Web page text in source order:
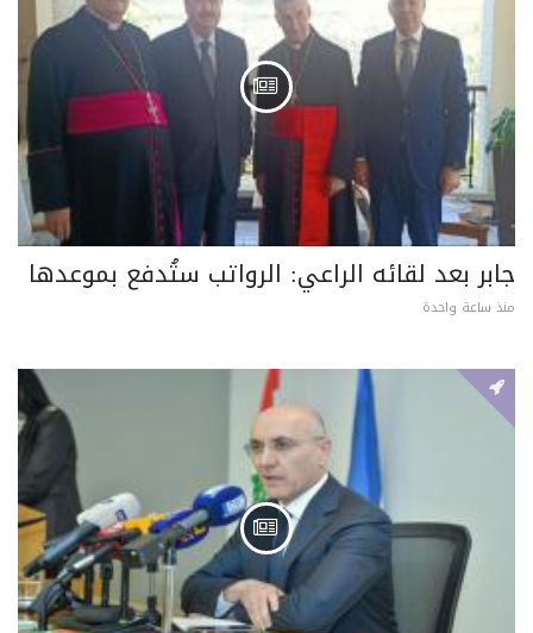
جابر بعد لقائه الراعي: الرواتب ستُدفع بموعدها
منذ ساعة واحدة